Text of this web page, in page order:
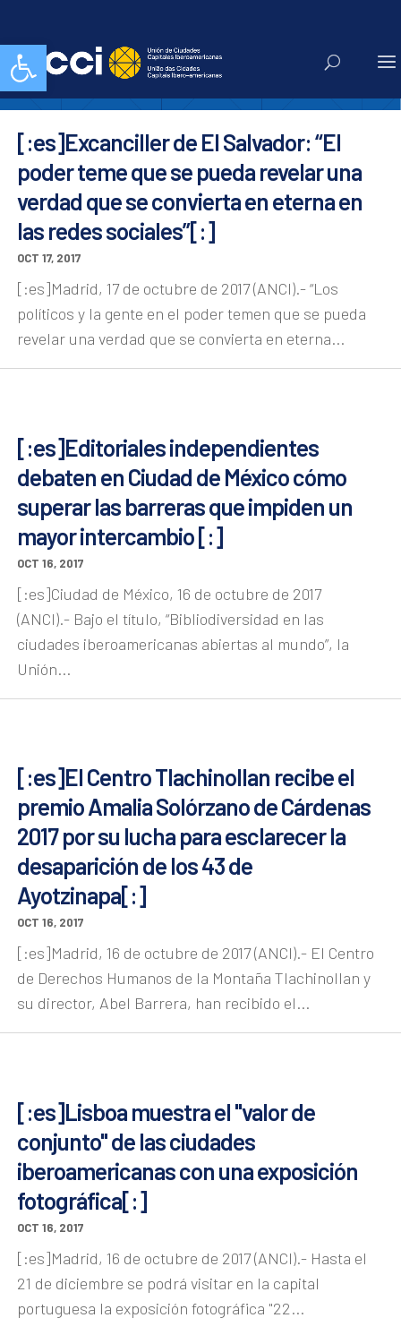
Abrir barra de herramientasANCI
[:es]Excanciller de El Salvador: “El
poder teme que se pueda revelar una
verdad que se convierta en eterna en
las redes sociales”[:]
OCT 17, 2017
[:es]Madrid, 17 de octubre de 2017 (ANCI).- “Los
políticos y la gente en el poder temen que se pueda
revelar una verdad que se convierta en eterna...
[:es]Editoriales independientes
debaten en Ciudad de México cómo
superar las barreras que impiden un
mayor intercambio [:]
OCT 16, 2017
[:es]Ciudad de México, 16 de octubre de 2017
(ANCI).- Bajo el título, “Bibliodiversidad en las
ciudades iberoamericanas abiertas al mundo”, la
Unión...
[:es]El Centro Tlachinollan recibe el
premio Amalia Solórzano de Cárdenas
2017 por su lucha para esclarecer la
desaparición de los 43 de
Ayotzinapa[:]
OCT 16, 2017
[:es]Madrid, 16 de octubre de 2017 (ANCI).- El Centro
de Derechos Humanos de la Montaña Tlachinollan y
su director, Abel Barrera, han recibido el...
[:es]Lisboa muestra el "valor de
conjunto" de las ciudades
iberoamericanas con una exposición
fotográfica[:]
OCT 16, 2017
[:es]Madrid, 16 de octubre de 2017 (ANCI).- Hasta el
21 de diciembre se podrá visitar en la capital
portuguesa la exposición fotográfica "22...